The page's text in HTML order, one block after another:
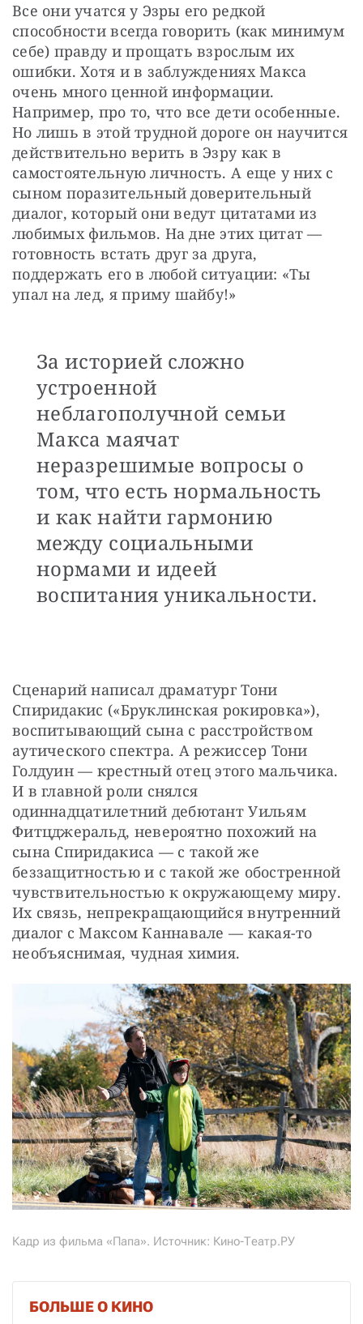
Все они учатся у Эзры его редкой
способности всегда говорить (как минимум
себе) правду и прощать взрослым их
ошибки. Хотя и в заблуждениях Макса
очень много ценной информации.
Например, про то, что все дети особенные.
Но лишь в этой трудной дороге он научится
действительно верить в Эзру как в
самостоятельную личность. А еще у них с
сыном поразительный доверительный
диалог, который они ведут цитатами из
любимых фильмов. На дне этих цитат —
готовность встать друг за друга,
поддержать его в любой ситуации: «Ты
упал на лед, я приму шайбу!»
За историей сложно
устроенной
неблагополучной семьи
Макса маячат
неразрешимые вопросы о
том, что есть нормальность
и как найти гармонию
между социальными
нормами и идеей
воспитания уникальности.
Сценарий написал драматург Тони
Спиридакис («Бруклинская рокировка»),
воспитывающий сына с расстройством
аутического спектра. А режиссер Тони
Голдуин — крестный отец этого мальчика.
И в главной роли снялся
одиннадцатилетний дебютант Уильям
Фитцджеральд, невероятно похожий на
сына Спиридакиса — с такой же
беззащитностью и с такой же обостренной
чувствительностью к окружающему миру.
Их связь, непрекращающийся внутренний
диалог с Максом Каннавале — какая-то
необъяснимая, чудная химия.
Кадр из фильма «Папа». Источник: Кино-Театр.РУ
БОЛЬШЕ О КИНО